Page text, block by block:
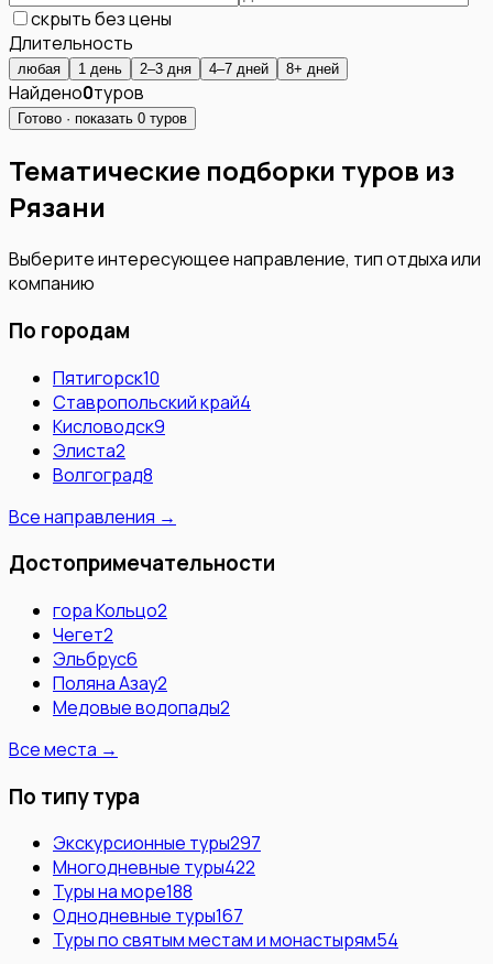
скрыть без цены
Длительность
любая 1 день 2–3 дня 4–7 дней 8+ дней
Найдено0туров
Готово · показать 0 туров
Тематические подборки туров из
Рязани
Выберите интересующее направление, тип отдыха или
компанию
По городам
Пятигорск10
Ставропольский край4
Кисловодск9
Элиста2
Волгоград8
Все направления →
Достопримечательности
гора Кольцо2
Чегет2
Эльбрус6
Поляна Азау2
Медовые водопады2
Все места →
По типу тура
Экскурсионные туры297
Многодневные туры422
Туры на море188
Однодневные туры167
Туры по святым местам и монастырям54